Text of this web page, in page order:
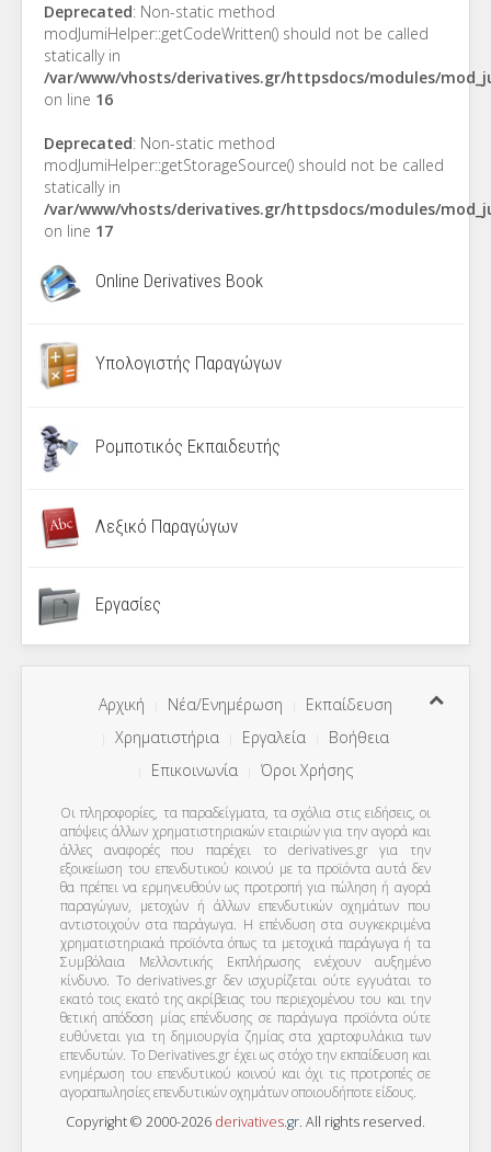
Deprecated: Non-static method
modJumiHelper::getCodeWritten() should not be called
statically in
/var/www/vhosts/derivatives.gr/httpsdocs/modules/
on line 16
Deprecated: Non-static method
modJumiHelper::getStorageSource() should not be called
statically in
/var/www/vhosts/derivatives.gr/httpsdocs/modules/
on line 17
Online Derivatives Book
Υπολογιστής Παραγώγων
Ρομποτικός Εκπαιδευτής
Λεξικό Παραγώγων
Εργασίες
Αρχική Νέα/Ενημέρωση
Εκπαίδευση
Χρηματιστήρια
Εργαλεία
Βοήθεια
Επικοινωνία
Όροι Χρήσης
Οι πληροφορίες, τα παραδείγματα, τα σχόλια στις ειδήσεις, οι
απόψεις άλλων χρηματιστηριακών εταιριών για την αγορά και
άλλες αναφορές που παρέχει το derivatives.gr για την
εξοικείωση του επενδυτικού κοινού με τα προϊόντα αυτά δεν
θα πρέπει να ερμηνευθούν ως προτροπή για πώληση ή αγορά
παραγώγων, μετοχών ή άλλων επενδυτικών οχημάτων που
αντιστοιχούν στα παράγωγα. Η επένδυση στα συγκεκριμένα
χρηματιστηριακά προϊόντα όπως τα μετοχικά παράγωγα ή τα
Συμβόλαια Μελλοντικής Εκπλήρωσης ενέχουν αυξημένο
κίνδυνο. Το derivatives.gr δεν ισχυρίζεται ούτε εγγυάται το
εκατό τοις εκατό της ακρίβειας του περιεχομένου του και την
θετική απόδοση μίας επένδυσης σε παράγωγα προϊόντα ούτε
ευθύνεται για τη δημιουργία ζημίας στα χαρτοφυλάκια των
επενδυτών. To Derivatives.gr έχει ως στόχο την εκπαίδευση και
ενημέρωση του επενδυτικού κοινού και όχι τις προτροπές σε
αγοραπωλησίες επενδυτικών οχημάτων οποιουδήποτε είδους.
Copyright © 2000-2026 derivatives.gr. All rights reserved.